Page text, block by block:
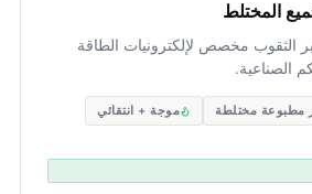
الثقوب مخصص لإلكترونيات الطاقة
الصناعية.
مطبوعة مختلطة موجة + انتقائي